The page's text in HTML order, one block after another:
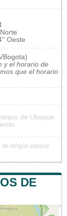
Oeste
Bogota)
y el horario de
que el horario
de Ubaque
de ningún parque
DE